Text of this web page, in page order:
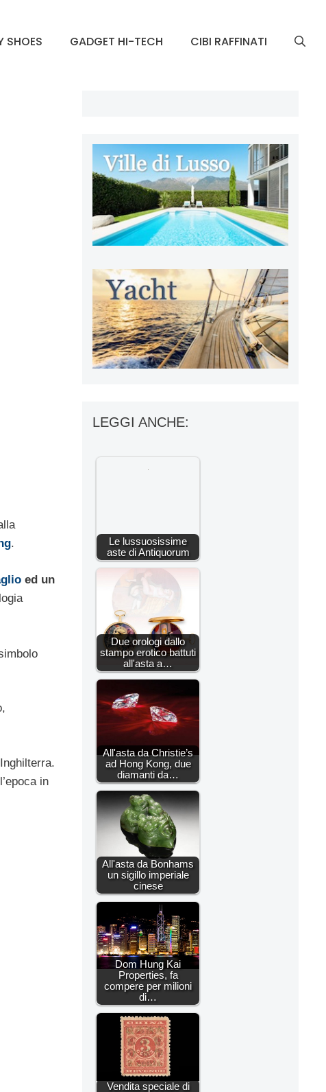
SHOES GADGET HI-TECH CIBI RAFFINATI
.
ed un
in
LEGGI ANCHE:
Le lussuosissime
aste di Antiquorum
Due orologi dallo
stampo erotico battuti
all'asta a…
All'asta da Christie’s
ad Hong Kong, due
diamanti da…
All'asta da Bonhams
un sigillo imperiale
cinese
Dom Hung Kai
Properties, fa
compere per milioni
di…
Vendita speciale di